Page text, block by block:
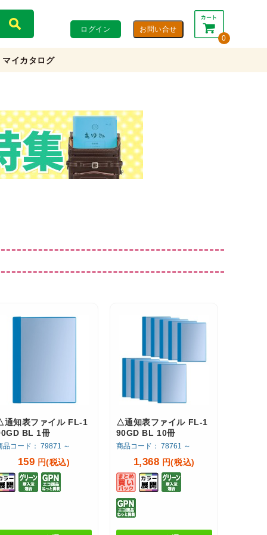
ログイン
0
合計： 0円
カートを見る・注文する
マイカタログ
159 円(税込)
品コード： 79871 ～
通知表ファイル FL-1
BL 1冊
1,368 円(税込)
商品コード： 78761 ～
△通知表ファイル FL-1
90GD BL 10冊